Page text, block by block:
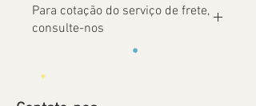
Para cotação do serviço de frete,
consulte-nos